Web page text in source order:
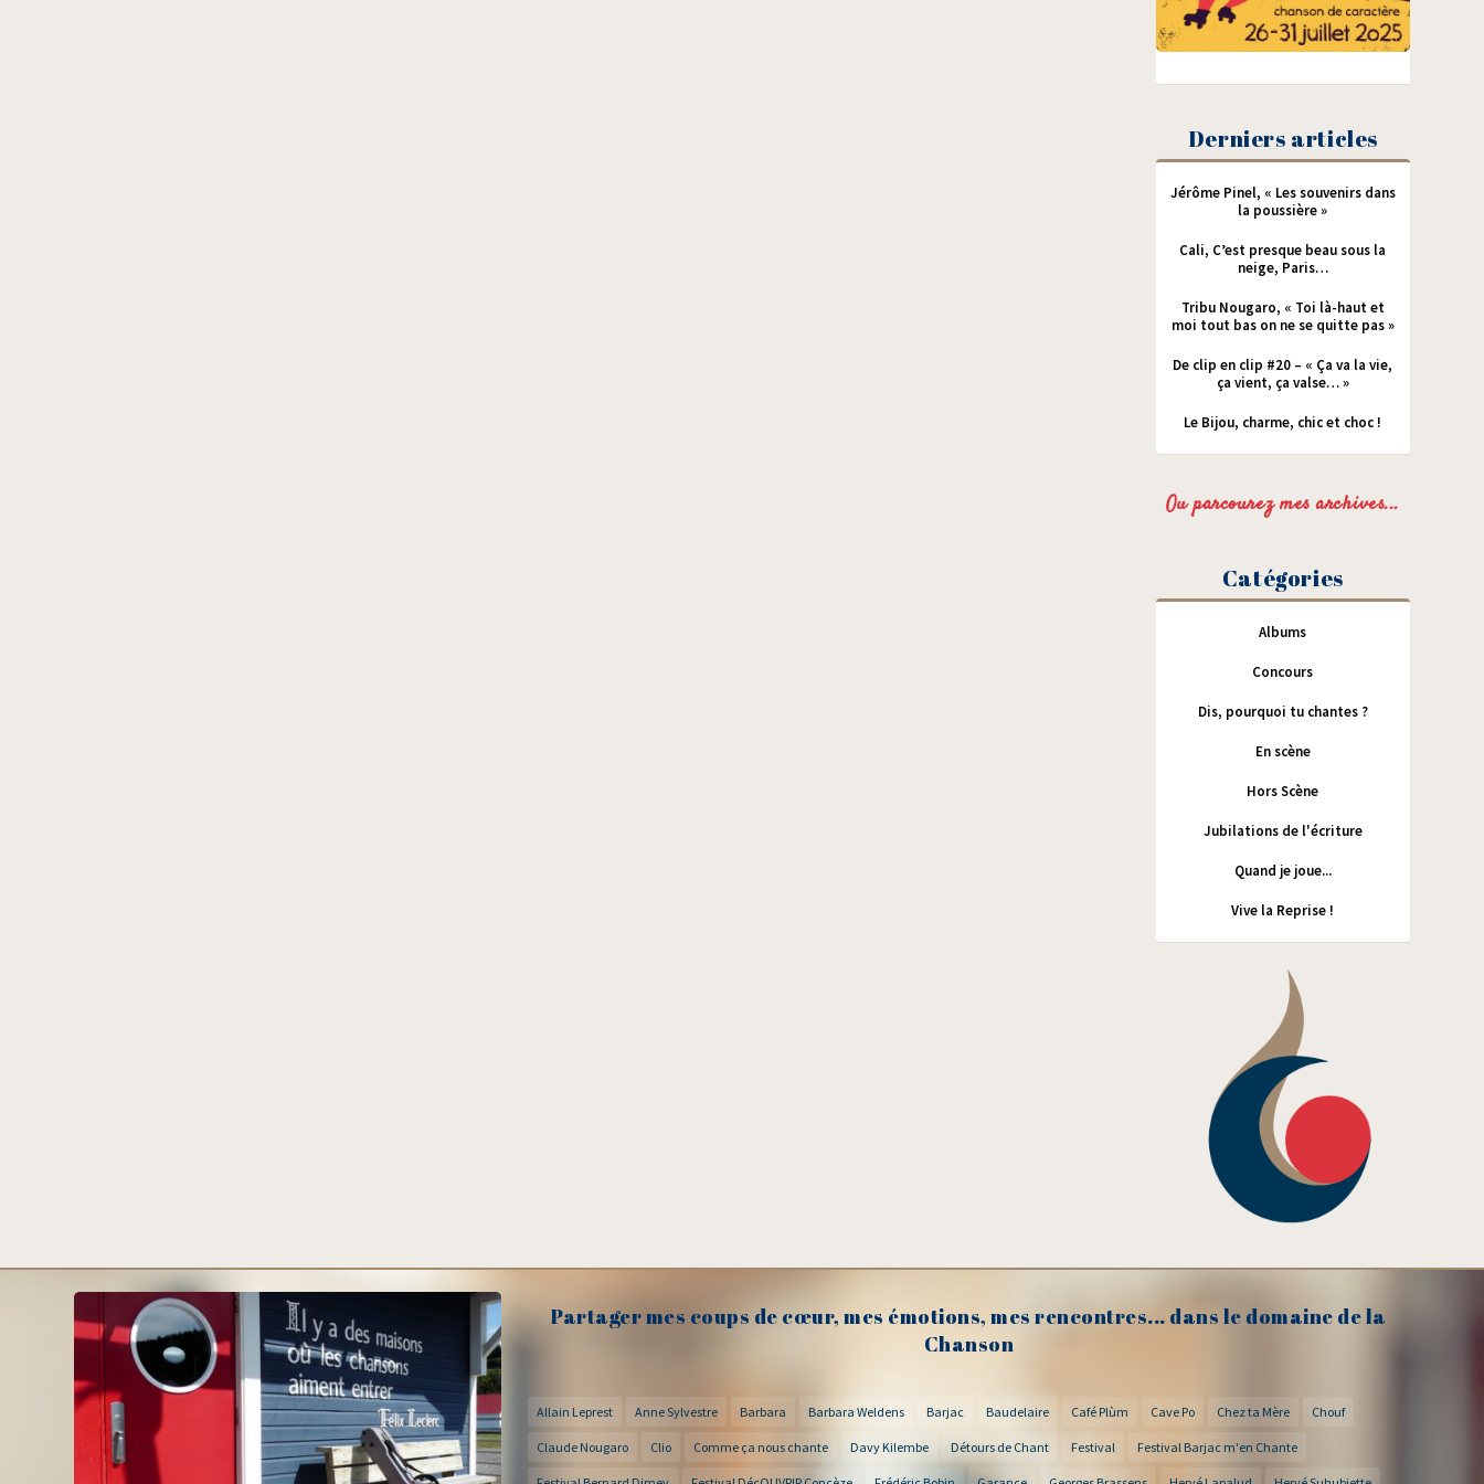
Derniers articles
Jérôme Pinel, « Les souvenirs dans
la poussière »
Cali, C’est presque beau sous la
neige, Paris…
Tribu Nougaro, « Toi là-haut et
moi tout bas on ne se quitte pas »
De clip en clip #20 – « Ça va la vie,
ça vient, ça valse… »
Le Bijou, charme, chic et choc !
Ou parcourez mes archives...
Catégories
Albums
Concours
Dis, pourquoi tu chantes ?
En scène
Hors Scène
Jubilations de l'écriture
Quand je joue...
Vive la Reprise !
Partager mes coups de cœur, mes émotions, mes rencontres... dans le domaine de la
Chanson
Allain Leprest Anne Sylvestre Barbara Barbara Weldens Barjac Baudelaire Café Plùm Cave Po Chez ta Mère Chouf
Claude Nougaro Clio Comme ça nous chante Davy Kilembe Détours de Chant Festival Festival Barjac m'en Chante